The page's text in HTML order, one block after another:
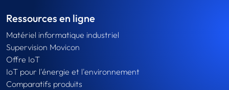
Ressources en ligne
Matériel informatique industriel
Supervision Movicon
Offre IoT
IoT pour l'énergie et l'environnement
Comparatifs produits